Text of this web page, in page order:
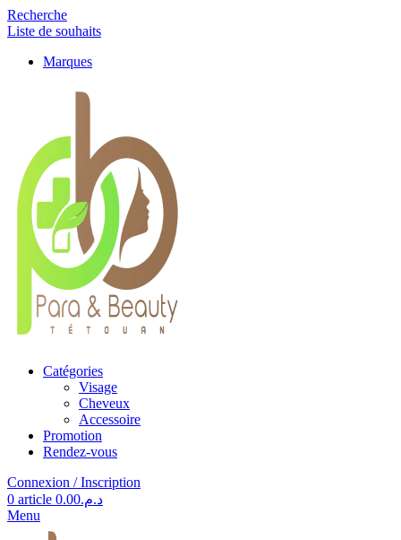
Recherche
Liste de souhaits
Marques
Catégories
Visage
Cheveux
Accessoire
Promotion
Rendez-vous
Connexion / Inscription
0 article د.م.0.00
Menu